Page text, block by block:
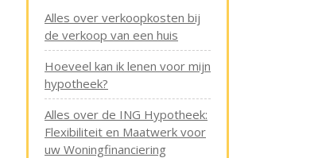
Alles over verkoopkosten bij
de verkoop van een huis
Hoeveel kan ik lenen voor mijn
hypotheek?
Alles over de ING Hypotheek:
Flexibiliteit en Maatwerk voor
uw Woningfinanciering